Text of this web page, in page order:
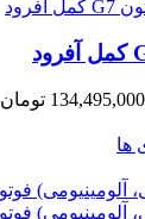
134,495,000 تومان
ها